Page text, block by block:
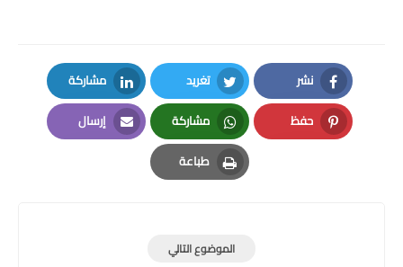
نشر
Facebook
تغريد
Twitter
مشاركة
LinkedIn
حفظ
Pinterest
مشاركة
Whatsapp
إرسال
Email
طباعة
Print
الموضوع التالي